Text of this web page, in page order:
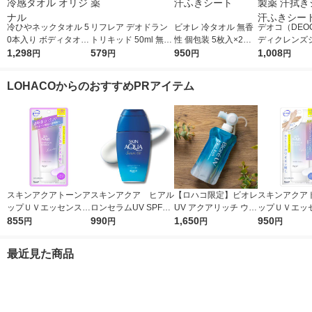
冷ひやネックタオル 5
0本入り ボディタオル
汗拭きシート 冷却タ
1,298円
リフレア デオドラン
トリキッド 50ml 無香
料 ワキガ 制汗剤 ロー
579円
ビオレ 冷タオル 無香
性 個包装 5枚入×2個
冷却シート 花王 汗拭
950円
デオコ（
ディクレンズ
6枚入×2個 ロ
1,008円
LOHACOからのおすすめPRアイテム
スキンアクアトーンア
ップＵＶエッセンスラ
ベンダー70gロート製
855円
スキンアクア ヒアル
ロンセラムUV SPF50
+・PA++++ 70g ロー
990円
【ロハコ限定】ビオレ
UV アクアリッチ ウォ
ータリーエッセンス
1,650円
スキンアクア
ップＵＶエッ
ワイト70gロ
950円
最近見た商品